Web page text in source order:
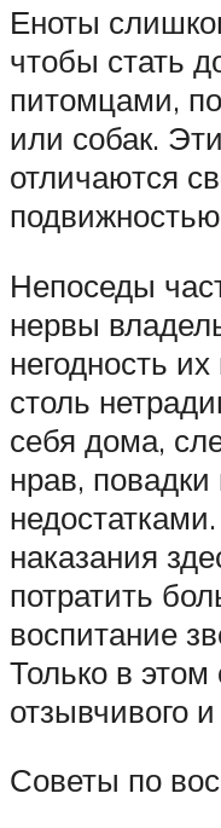
Еноты
чтобы стать
питомцами,
или собак.
отличаются
Непоседы
нервы
негодность
столь
себя дома,
нрав,
наказания
потратить
воспитание
Только в
отзывчивого
Советы по